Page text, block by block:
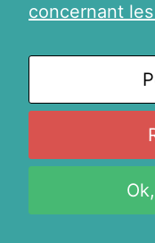
Mentions légales -
concernant